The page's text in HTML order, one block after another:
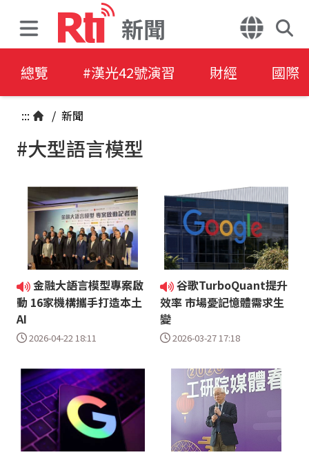
新聞
總覽 #漢光42號演習 財經 國際
::: / 新聞
#大型語言模型
金融大語言模型專案啟
動 16家機構攜手打造本土
AI
2026-04-22 18:11
谷歌TurboQuant提升
效率 市場憂記憶體需求生
變
2026-03-27 17:18